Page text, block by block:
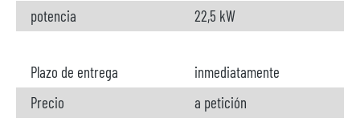
potencia
22,5 kW
Plazo de entrega
inmediatamente
Precio
a petición